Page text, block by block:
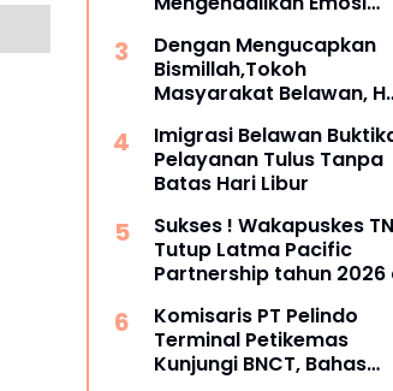
Dengan Mengucapkan
Bismillah,Tokoh
Masyarakat Belawan, H
Musholla
Imigrasi Belawan
Pelayanan Tulus Tanpa
Batas Hari Libur
Sukses ! Wakapuskes
Tutup Latma Pacific
Partnership tahun 2026
Tengah
Komisaris PT Pelindo
Terminal Petikemas
Kunjungi BNCT, Bahas